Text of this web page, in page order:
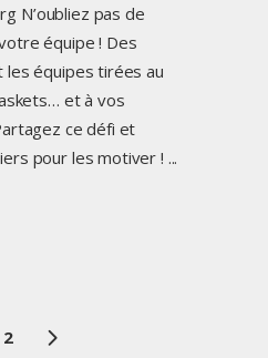
N’oubliez pas de
équipe ! Des
équipes tirées au
et à vos
ce défi et
pour les motiver !
2